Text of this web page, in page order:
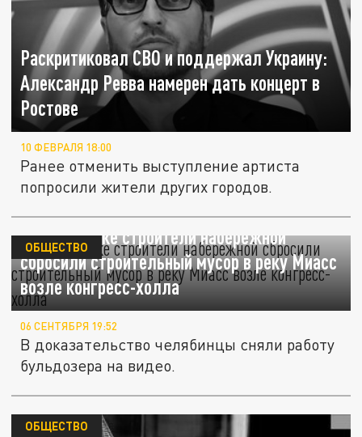
Раскритиковал СВО и поддержал Украину:
Александр Ревва намерен дать концерт в
Ростове
10 ФЕВРАЛЯ 18:00
Ранее отменить выступление артиста
попросили жители других городов.
В Челябинске строители набережной
сбросили строительный мусор в реку Миасс
возле конгресс-холла
ОБЩЕСТВО
06 СЕНТЯБРЯ 19:52
В доказательство челябинцы сняли работу
бульдозера на видео.
ОБЩЕСТВО